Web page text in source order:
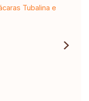
Tubalina e